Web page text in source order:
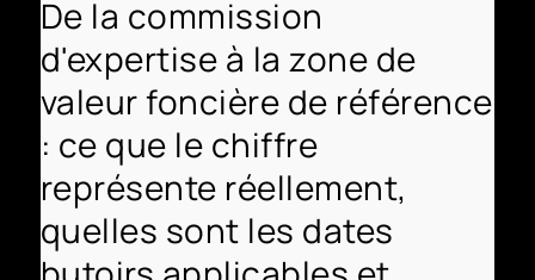
De la commission
d'expertise à la zone de
valeur foncière de référence
: ce que le chiffre
représente réellement,
quelles sont les dates